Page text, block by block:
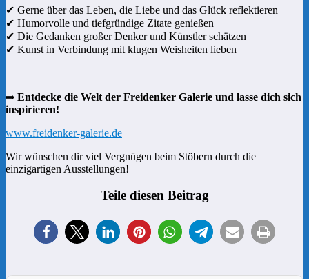
✔ Gerne über das Leben, die Liebe und das Glück reflektieren
✔ Humorvolle und tiefgründige Zitate genießen
✔ Die Gedanken großer Denker und Künstler schätzen
✔ Kunst in Verbindung mit klugen Weisheiten lieben
➡ Entdecke die Welt der Freidenker Galerie und lasse dich sich
inspirieren!
www.freidenker-galerie.de
Wir wünschen dir viel Vergnügen beim Stöbern durch die
einzigartigen Ausstellungen!
Teile diesen Beitrag
1